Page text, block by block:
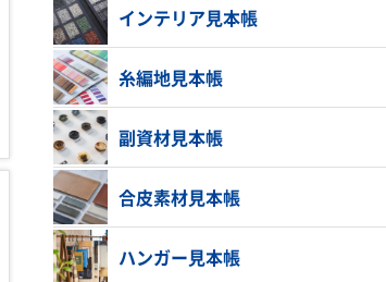
インテリア見本帳
糸編地見本帳
副資材見本帳
合皮素材見本帳
ハンガー見本帳